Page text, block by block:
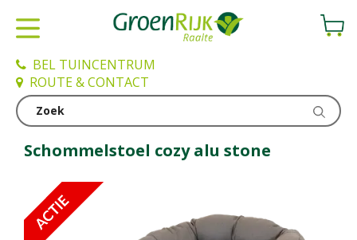
Schommelstoel
BEL TUINCENTRUM
ROUTE & CONTACT
Schommelstoel cozy alu stone